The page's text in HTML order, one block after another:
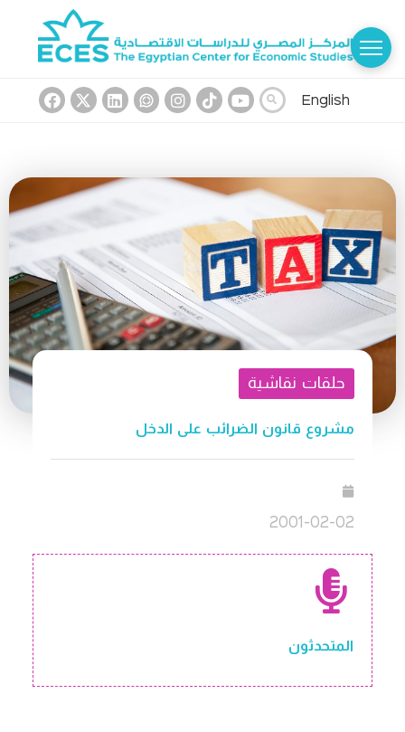
English
حلقات نقاشية
مشروع قانون الضرائب على الدخل
2001-02-02
المتحدثون